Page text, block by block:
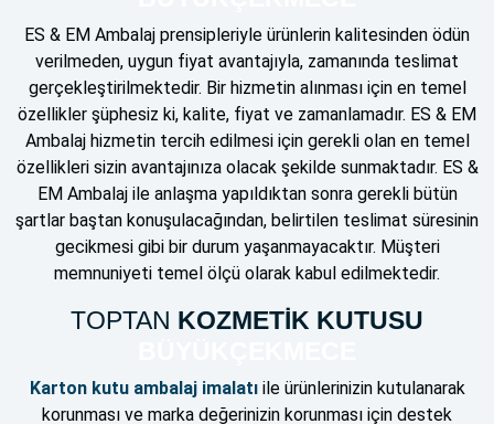
ES & EM Ambalaj prensipleriyle ürünlerin kalitesinden ödün
verilmeden, uygun fiyat avantajıyla, zamanında teslimat
gerçekleştirilmektedir. Bir hizmetin alınması için en temel
özellikler şüphesiz ki, kalite, fiyat ve zamanlamadır. ES & EM
Ambalaj hizmetin tercih edilmesi için gerekli olan en temel
özellikleri sizin avantajınıza olacak şekilde sunmaktadır. ES &
EM Ambalaj ile anlaşma yapıldıktan sonra gerekli bütün
şartlar baştan konuşulacağından, belirtilen teslimat süresinin
gecikmesi gibi bir durum yaşanmayacaktır. Müşteri
memnuniyeti temel ölçü olarak kabul edilmektedir.
TOPTAN KOZMETİK KUTUSU
Karton kutu ambalaj imalatıile ürünlerinizin kutulanarak
korunması ve marka değerinizin korunması için destek